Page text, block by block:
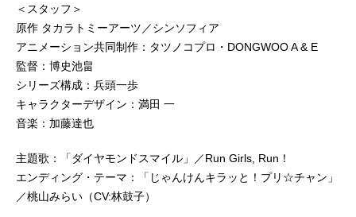
＜スタッフ＞
原作 タカラトミーアーツ／シンソフィア
アニメーション共同制作：タツノコプロ・DONGWOO A & E
監督：博史池畠
シリーズ構成：兵頭一歩
キャラクターデザイン：満田 一
音楽：加藤達也
主題歌：「ダイヤモンドスマイル」／Run Girls, Run！
エンディング・テーマ：「じゃんけんキラッと！プリ☆チャン」
／桃山みらい（CV:林鼓子）